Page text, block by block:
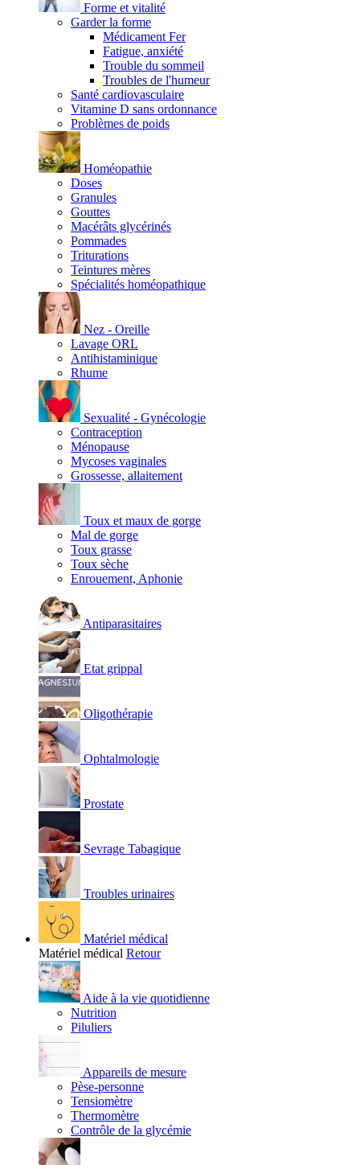
Forme et vitalité
Garder la forme
Médicament Fer
Fatigue, anxiété
Trouble du sommeil
Troubles de l'humeur
Santé cardiovasculaire
Vitamine D sans ordonnance
Problèmes de poids
Homéopathie
Doses
Granules
Gouttes
Macérâts glycérinés
Pommades
Triturations
Teintures mères
Spécialités homéopathique
Nez - Oreille
Lavage ORL
Antihistaminique
Rhume
Sexualité - Gynécologie
Contraception
Ménopause
Mycoses vaginales
Grossesse, allaitement
Toux et maux de gorge
Mal de gorge
Toux grasse
Toux sèche
Enrouement, Aphonie
Antiparasitaires
Etat grippal
Oligothérapie
Ophtalmologie
Prostate
Sevrage Tabagique
Troubles urinaires
Matériel médical
Matériel médical Retour
Aide à la vie quotidienne
Nutrition
Piluliers
Appareils de mesure
Pèse-personne
Tensiomètre
Thermomètre
Contrôle de la glycémie